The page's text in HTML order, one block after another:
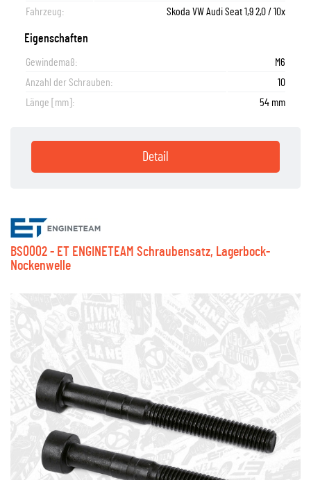
Fahrzeug: Skoda VW Audi Seat 1,9 2,0 / 10x
Eigenschaften
Gewindemaß:
M6
Anzahl der Schrauben:
10
Länge [mm]:
54 mm
Detail
BS0002 - ET ENGINETEAM Schraubensatz, Lagerbock-
Nockenwelle